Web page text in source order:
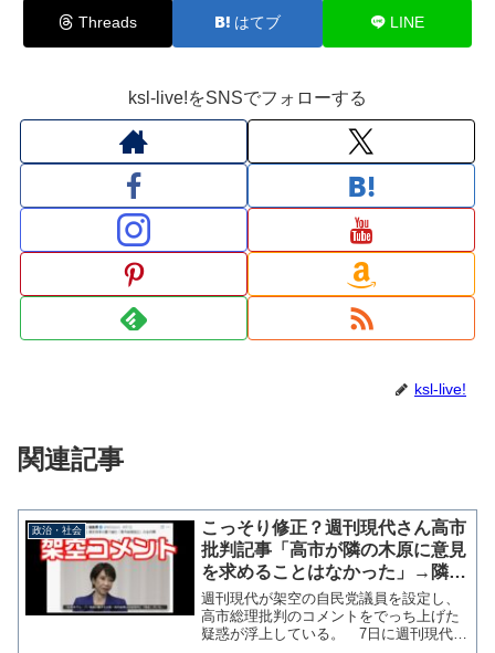
Threads はてブ LINE
ksl-live!をSNSでフォローする
ksl-live!
関連記事
政治・社会
こっそり修正？週刊現代さん高市
批判記事「高市が隣の木原に意見
を求めることはなかった」→隣の
席は片山さつき財務大臣【KSL-
Live!】
週刊現代が架空の自民党議員を設定し、
高市総理批判のコメントをでっち上げた
疑惑が浮上している。 7日に週刊現代が